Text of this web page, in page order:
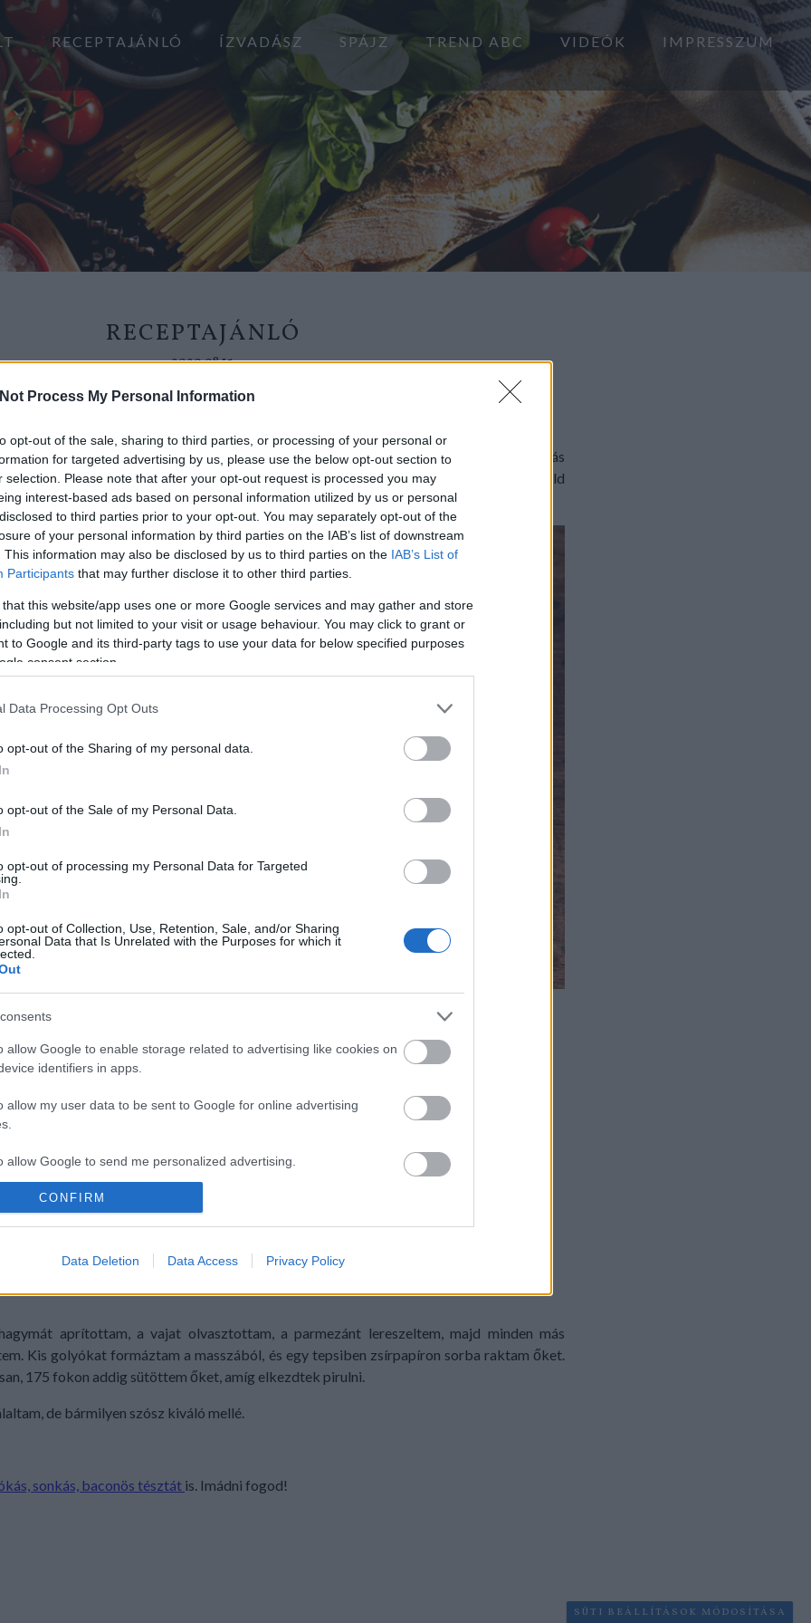
Process My Personal Information
opt-out of the sale, sharing to third parties, or processing of your personal or
for targeted advertising by us, please use the below opt-out section to
selection. Please note that after your opt-out request is processed you may
interest-based ads based on personal information utilized by us or personal
to third parties prior to your opt-out. You may separately opt-out of the
of your personal information by third parties on the IAB’s list of downstream
This information may also be disclosed by us to third parties on the IAB’s List of
Participants that may further disclose it to other third parties.
that this website/app uses one or more Google services and may gather and store
but not limited to your visit or usage behaviour. You may click to grant or
to Google and its third-party tags to use your data for below specified purposes
consent section.
Data Processing Opt Outs
opt-out of the Sharing of my personal data.
opt-out of the Sale of my Personal Data.
opt-out of processing my Personal Data for Targeted
opt-out of Collection, Use, Retention, Sale, and/or Sharing
Data that Is Unrelated with the Purposes for which it
allow Google to enable storage related to advertising like cookies on
identifiers in apps.
allow my user data to be sent to Google for online advertising
allow Google to send me personalized advertising.
allow Google to enable storage related to analytics like cookies on
allow Google to enable storage related to functionality of the website
allow Google to enable storage related to security, including
functionality and fraud prevention, and other user protection.
CONFIRM
Data Deletion Data Access Privacy Policy
RECEPTAJÁNLÓ ÍZVADÁSZ SPÁJZ TREND ABC VIDEÓK IMPRESSZUM
RECEPTAJÁNLÓ
2020.08.15.
SPENÓT GOLYÓCSKÁK
kombó, és ha még golyócskában is van kisütve, mártogatható is egy fokhagymás
:D Mert nem csak a húsgolyók lehetnek ínycsiklandóak, finomak, különlegesek. Kóstold
:)
aprítottam, a vajat olvasztottam, a parmezánt lereszeltem, majd minden más
Kis golyókat formáztam a masszából, és egy tepsiben zsírpapíron sorba raktam őket.
175 fokon addig sütöttem őket, amíg elkezdtek pirulni.
de bármilyen szósz kiváló mellé.
sonkás, baconös tésztát is. Imádni fogod!
SÜTI BEÁLLÍTÁSOK MÓDOSÍTÁSA